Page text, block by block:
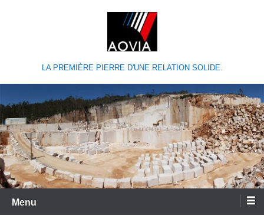
LA PREMIÈRE PIERRE D'UNE RELATION SOLIDE.
Menu